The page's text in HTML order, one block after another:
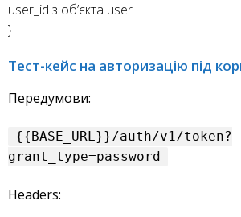
user_id з об’єкта user
}
Тест-кейс на авторизацію під
Передумови:
{{BASE_URL}}/auth/v1/token?
grant_type=password
Headers: